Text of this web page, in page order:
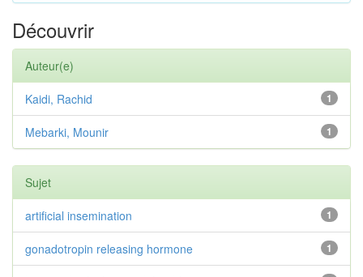
Découvrir
Auteur(e)
1
Kaidi, Rachid
1
Mebarki, Mounir
Sujet
1
artificial insemination
1
gonadotropin releasing hormone